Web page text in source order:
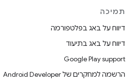
תמיכה
דיווח על באג בפלטפורמה
דיווח על באג בתיעוד
Google Play support
הרשמה למחקרים של Android Developer